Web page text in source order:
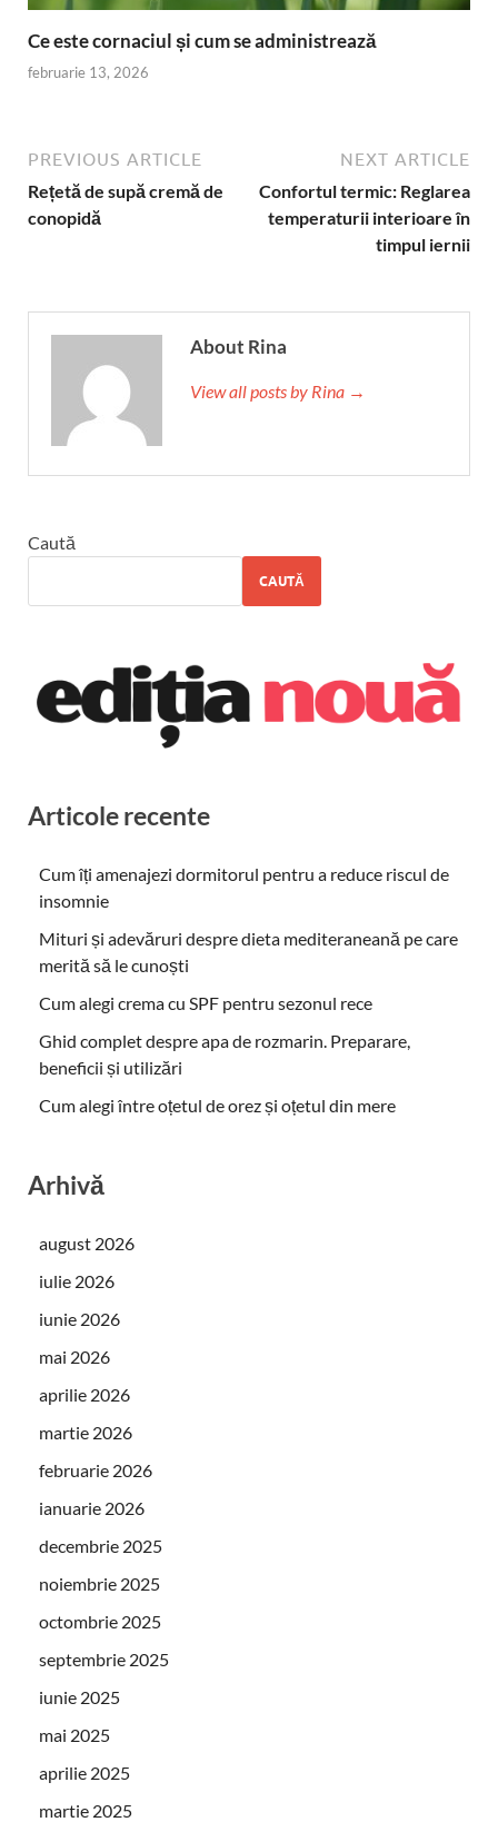
Ce este cornaciul și cum se administrează
februarie 13, 2026
PREVIOUS ARTICLE
Rețetă de supă cremă de
conopidă
NEXT ARTICLE
Confortul termic: Reglarea
temperaturii interioare în
timpul iernii
About Rina
View all posts by Rina →
Caută
CAUTĂ
Articole recente
Cum îți amenajezi dormitorul pentru a reduce riscul de
insomnie
Mituri și adevăruri despre dieta mediteraneană pe care
merită să le cunoști
Cum alegi crema cu SPF pentru sezonul rece
Ghid complet despre apa de rozmarin. Preparare,
beneficii și utilizări
Cum alegi între oțetul de orez și oțetul din mere
Arhivă
august 2026
iulie 2026
iunie 2026
mai 2026
aprilie 2026
martie 2026
februarie 2026
ianuarie 2026
decembrie 2025
noiembrie 2025
octombrie 2025
septembrie 2025
iunie 2025
mai 2025
aprilie 2025
martie 2025